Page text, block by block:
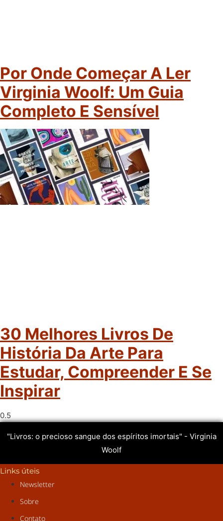
Por Onde Começar A Ler
Virginia Woolf: Um Guia
Completo E Sensível
30 Melhores Livros De
História Da Arte Para
Estudar, Compreender E Se
Inspirar
"Livros: o precioso sangue dos espíritos imortais" - Virginia
Woolf
Links úteis
Newsletter
Sobre
Contato